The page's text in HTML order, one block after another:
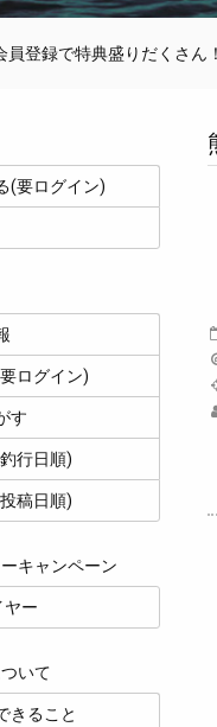
員登録で特典盛りだくさん
(要ログイン)
ログイン)
す
行日順)
稿日順)
キャンペーン
ヤー
いて
きること